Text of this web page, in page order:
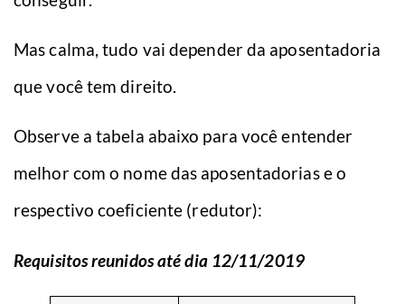
Mas calma, tudo vai depender da aposentadoria
que você tem direito.
Observe a tabela abaixo para você entender
melhor com o nome das aposentadorias e o
respectivo coeficiente (redutor):
Requisitos reunidos até dia 12/11/2019